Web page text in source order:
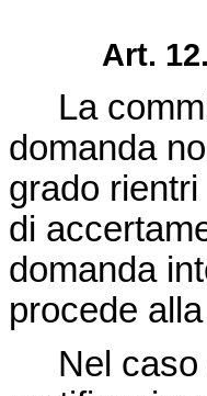
Art. 12.
La
domanda
grado
di
domanda
procede
Nel caso